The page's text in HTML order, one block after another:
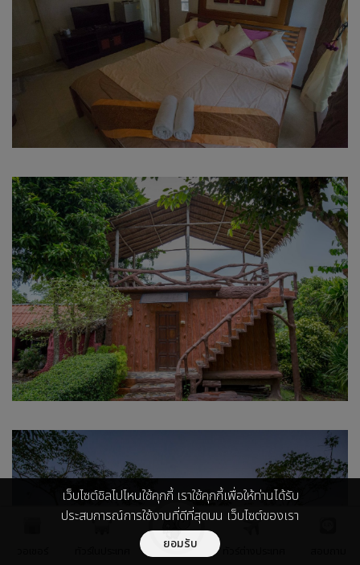
เว็บไซต์ชิลไปไหนใช้คุกกี้ เราใช้คุกกี้เพื่อให้ท่านได้รับ
ประสบการณ์การใช้งานที่ดีที่สุดบน เว็บไซต์ของเรา
ยอมรับ